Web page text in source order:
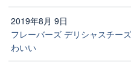
2019年8月 9日
フレーバーズ デリシャスチ
わいい